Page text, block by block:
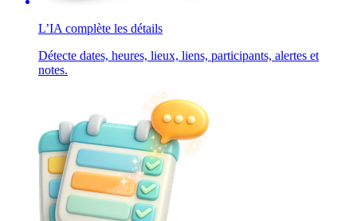
L’IA complète les détails
Détecte dates, heures, lieux, liens, participants, alertes et
notes.